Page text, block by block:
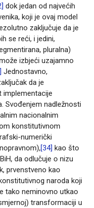
dok jedan od najvećih
koji je ovaj model
zaključuje da je
se reći, i jedini,
pluralna)
izbjeći uzajamno
Jednostavno,
da je
implementacije
Svođenjem nadležnosti
nacionalnim
konstitutivnom
numerički
[34] kao što
da odlučuje o nizu
prvenstveno kao
naroda koji
tako neminovno utkao
transformaciji u